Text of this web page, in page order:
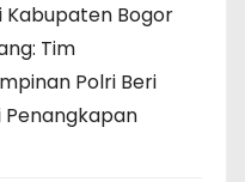
Kabupaten Bogor
Tim
Polri Beri
Penangkapan